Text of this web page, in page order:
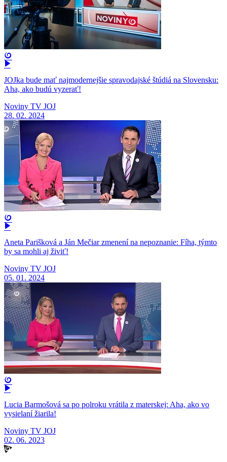
JOJka bude mať najmodernejšie spravodajské štúdiá na Slovensku:
Aha, ako budú vyzerať!
Noviny TV JOJ
28. 02. 2024
Aneta Parišková a Ján Mečiar zmenení na nepoznanie: Fíha, týmto
by sa mohli aj živiť!
Noviny TV JOJ
05. 01. 2024
Lucia Barmošová sa po polroku vrátila z materskej: Aha, ako vo
vysielaní žiarila!
Noviny TV JOJ
02. 06. 2023